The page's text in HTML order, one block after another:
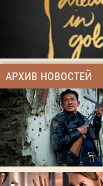
АРХИВ НОВОСТЕЙ